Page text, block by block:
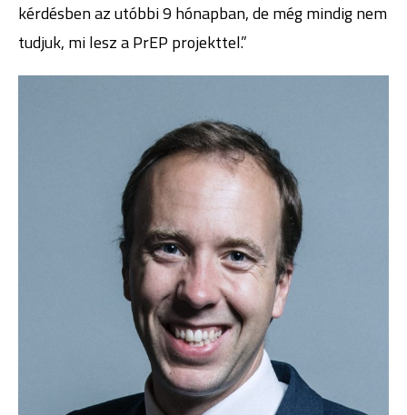
kérdésben az utóbbi 9 hónapban, de még mindig nem
tudjuk, mi lesz a PrEP projekttel.”